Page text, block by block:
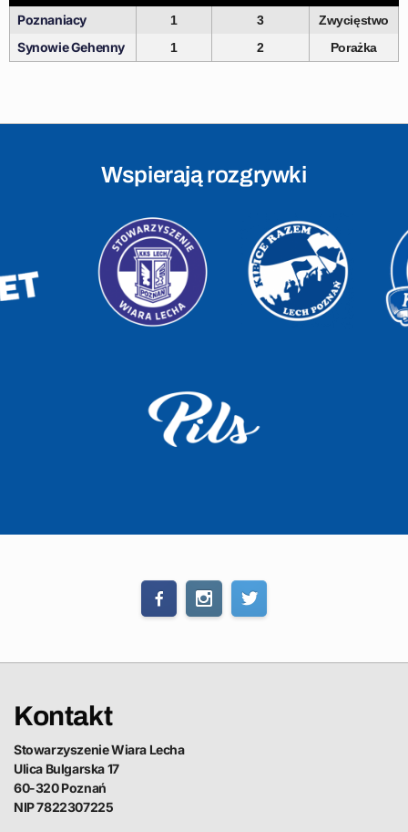
Poznaniacy 1 3 Zwycięstwo
Synowie Gehenny 1 2 Porażka
Wspierają rozgrywki
Kontakt
Stowarzyszenie Wiara Lecha
Ulica Bulgarska 17
60-320 Poznań
NIP 7822307225